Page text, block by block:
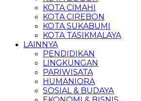
KOTA CIMAHI
KOTA CIREBON
KOTA SUKABUMI
KOTA TASIKMALAYA
LAINNYA
PENDIDIKAN
LINGKUNGAN
PARIWISATA
HUMANIORA
SOSIAL & BUDAYA